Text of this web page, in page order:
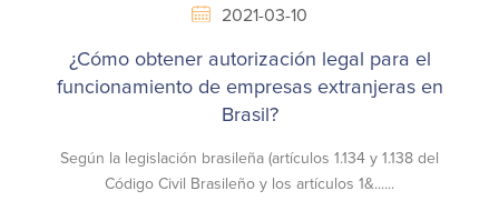
2021-03-10
¿Cómo obtener autorización legal para el
funcionamiento de empresas extranjeras en
Brasil?
Según la legislación brasileña (artículos 1.134 y 1.138 del
Código Civil Brasileño y los artículos 1&......